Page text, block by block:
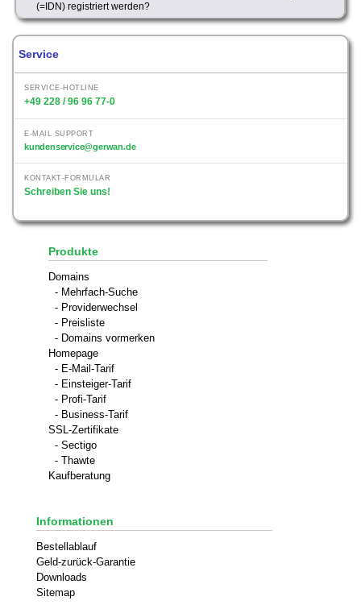
(=IDN) registriert werden?
Service
SERVICE-HOTLINE
+49 228 / 96 96 77-0
E-MAIL SUPPORT
kundenservice@gerwan.de
KONTAKT-FORMULAR
Schreiben Sie uns!
Produkte
Domains
- Mehrfach-Suche
- Providerwechsel
- Preisliste
- Domains vormerken
Homepage
- E-Mail-Tarif
- Einsteiger-Tarif
- Profi-Tarif
- Business-Tarif
SSL-Zertifikate
- Sectigo
- Thawte
Kaufberatung
Informationen
Bestellablauf
Geld-zurück-Garantie
Downloads
Sitemap